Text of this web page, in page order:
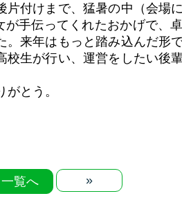
付けまで、猛暑の中（会場
手伝ってくれたおかげで、
来年はもっと踏み込んだ形
生が行い、運営をしたい後
とう。
一覧へ »